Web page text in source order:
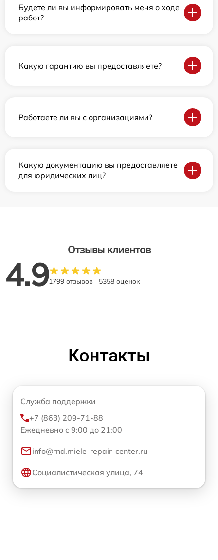
Будете ли вы информировать меня о ходе
работ?
Какую гарантию вы предоставляете?
Работаете ли вы с организациями?
Какую документацию вы предоставляете
для юридических лиц?
Отзывы клиентов
4.91799 отзывов 5358 оценок
Контакты
Служба поддержки
+7 (863) 209-71-88
Ежедневно с 9:00 до 21:00
info@rnd.miele-repair-center.ru
Социалистическая улица, 74